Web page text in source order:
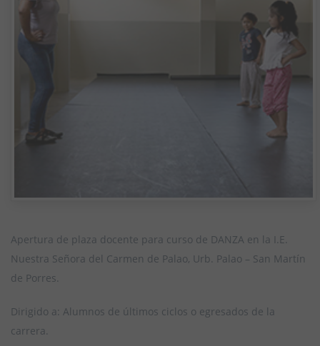
Apertura de plaza docente para curso de DANZA en la I.E.
Nuestra Señora del Carmen de Palao, Urb. Palao – San Martín
de Porres.
Dirigido a: Alumnos de últimos ciclos o egresados de la
carrera.